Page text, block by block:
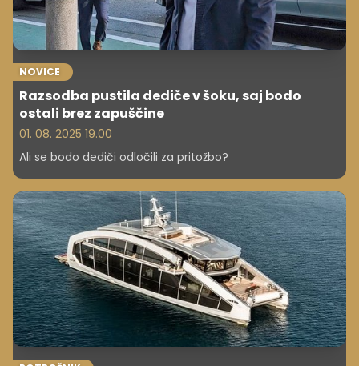
NOVICE
Razsodba pustila dediče v šoku, saj bodo
ostali brez zapuščine
01. 08. 2025 19.00
Ali se bodo dediči odločili za pritožbo?